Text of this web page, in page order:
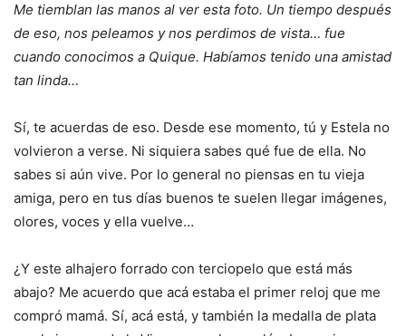
Me tiemblan las manos al ver esta foto. Un tiempo después
de eso, nos peleamos y nos perdimos de vista… fue
cuando conocimos a Quique. Habíamos tenido una amistad
tan linda…
Sí, te acuerdas de eso. Desde ese momento, tú y Estela no
volvieron a verse. Ni siquiera sabes qué fue de ella. No
sabes si aún vive. Por lo general no piensas en tu vieja
amiga, pero en tus días buenos te suelen llegar imágenes,
olores, voces y ella vuelve…
¿Y este alhajero forrado con terciopelo que está más
abajo? Me acuerdo que acá estaba el primer reloj que me
compró mamá. Sí, acá está, y también la medalla de plata